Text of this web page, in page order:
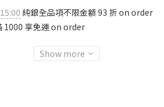
純銀全品項不限金額 93 折 on order
1000 享免運 on order
Show more